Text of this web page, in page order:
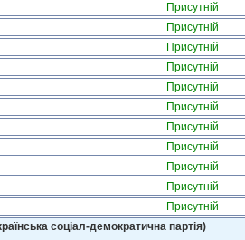
Присутній
Присутній
Присутній
Присутній
Присутній
Присутній
Присутній
Присутній
Присутній
Присутній
Присутній
соціал-демократична партія)